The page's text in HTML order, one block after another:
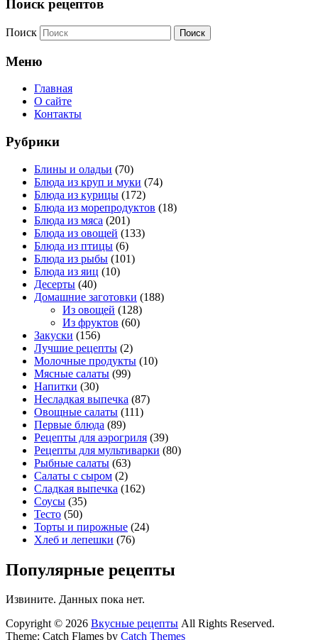
Поиск рецептов
Поиск
Меню
Главная
О сайте
Контакты
Рубрики
Блины и оладьи (70)
Блюда из круп и муки (74)
Блюда из курицы (172)
Блюда из морепродуктов (18)
Блюда из мяса (201)
Блюда из овощей (133)
Блюда из птицы (6)
Блюда из рыбы (101)
Блюда из яиц (10)
Десерты (40)
Домашние заготовки (188)
Из овощей (128)
Из фруктов (60)
Закуски (156)
Лучшие рецепты (2)
Молочные продукты (10)
Мясные салаты (99)
Напитки (30)
Несладкая выпечка (87)
Овощные салаты (111)
Первые блюда (89)
Рецепты для аэрогриля (39)
Рецепты для мультиварки (80)
Рыбные салаты (63)
Салаты с сыром (2)
Сладкая выпечка (162)
Соусы (35)
Тесто (50)
Торты и пирожные (24)
Хлеб и лепешки (76)
Популярные рецепты
Извините. Данных пока нет.
Copyright © 2026 Вкусные рецепты All Rights Reserved.
Theme: Catch Flames by Catch Themes